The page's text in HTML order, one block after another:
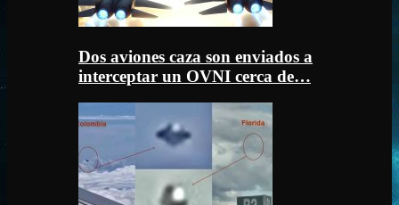
Dos aviones caza son enviados a
interceptar un OVNI cerca de…